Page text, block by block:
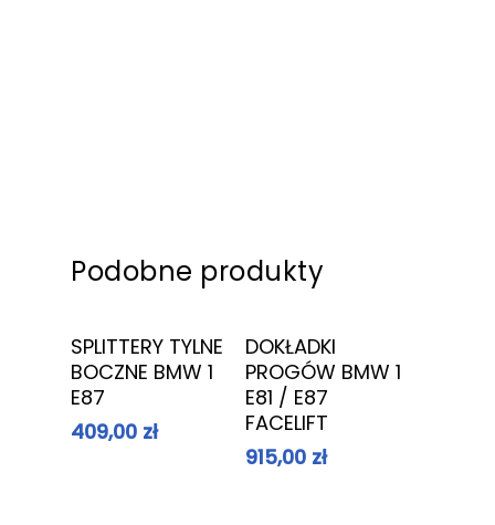
Podobne produkty
Dowiedz Się
Więcej
SPLITTERY TYLNE
BOCZNE BMW 1
E87
409,00 zł
Dowiedz Się
Więcej
DOKŁADKI
PROGÓW BMW 1
E81 / E87
FACELIFT
915,00 zł